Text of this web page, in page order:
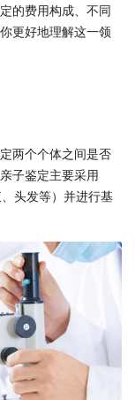
的费用构成、不同
更好地理解这一领
两个个体之间是否
子鉴定主要采用
头发等）并进行基